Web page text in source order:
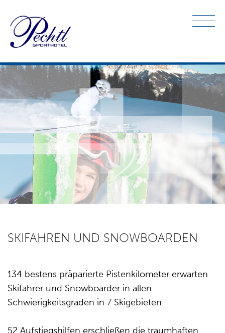
Sommer
Winter
Ausflugstipps
Preise
Kontakt
SKIFAHREN UND SNOWBOARDEN
134 bestens präparierte Pistenkilometer erwarten
Skifahrer und Snowboarder in allen
Schwierigkeitsgraden in 7 Skigebieten.
52 Aufstiegshilfen erschließen die traumhaften